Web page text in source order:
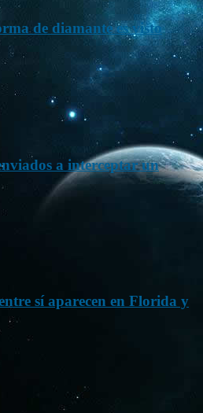
de diamante es visto
a interceptar un
sí aparecen en Florida y